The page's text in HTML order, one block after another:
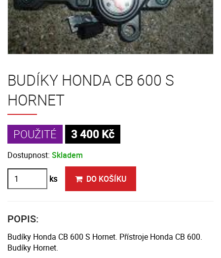
BUDÍKY HONDA CB 600 S
HORNET
POUŽITÉ 3 400 Kč
Dostupnost: Skladem
ks DO KOŠÍKU
POPIS:
Budíky Honda CB 600 S Hornet. Přístroje Honda CB 600.
Budíky Hornet.